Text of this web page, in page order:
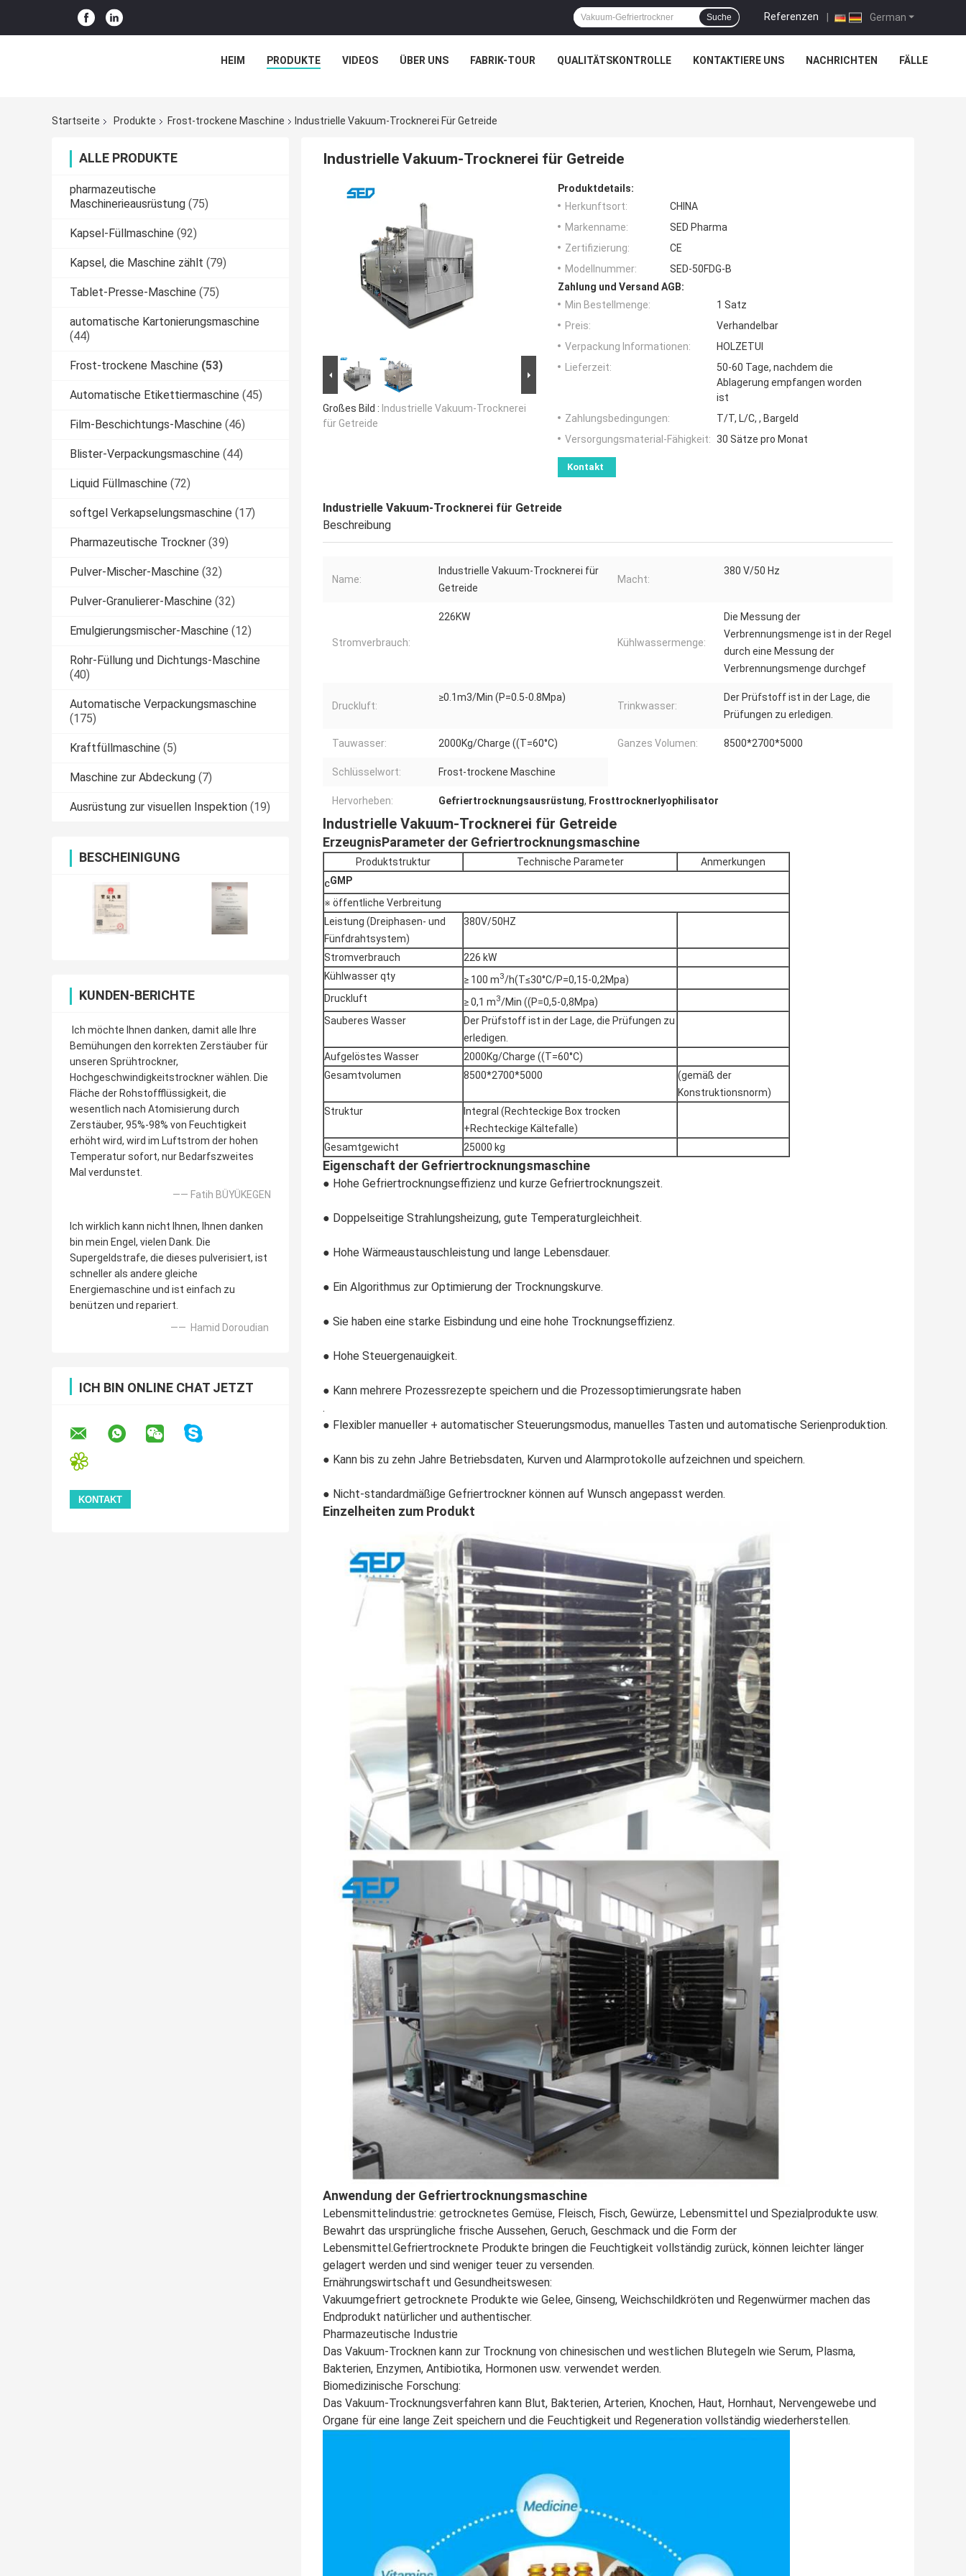
German
Referenzen |
Suche
HEIM PRODUKTE VIDEOS ÜBER UNS FABRIK-TOUR QUALITÄTSKONTROLLE KONTAKTIERE UNS NACHRICHTEN FÄLLE
Startseite Produkte Frost-trockene Maschine Industrielle Vakuum-Trocknerei Für Getreide
ALLE PRODUKTE
pharmazeutische
Maschinerieausrüstung (75)
Kapsel-Füllmaschine (92)
Kapsel, die Maschine zählt (79)
Tablet-Presse-Maschine (75)
automatische Kartonierungsmaschine
(44)
Frost-trockene Maschine (53)
Automatische Etikettiermaschine (45)
Film-Beschichtungs-Maschine (46)
Blister-Verpackungsmaschine (44)
Liquid Füllmaschine (72)
softgel Verkapselungsmaschine (17)
Pharmazeutische Trockner (39)
Pulver-Mischer-Maschine (32)
Pulver-Granulierer-Maschine (32)
Emulgierungsmischer-Maschine (12)
Rohr-Füllung und Dichtungs-Maschine
(40)
Automatische Verpackungsmaschine
(175)
Kraftfüllmaschine (5)
Maschine zur Abdeckung (7)
Ausrüstung zur visuellen Inspektion (19)
BESCHEINIGUNG
KUNDEN-BERICHTE
Ich möchte Ihnen danken, damit alle Ihre
Bemühungen den korrekten Zerstäuber für
unseren Sprühtrockner,
Hochgeschwindigkeitstrockner wählen. Die
Fläche der Rohstoffflüssigkeit, die
wesentlich nach Atomisierung durch
Zerstäuber, 95%-98% von Feuchtigkeit
erhöht wird, wird im Luftstrom der hohen
Temperatur sofort, nur Bedarfszweites
Mal verdunstet.
—— Fatih BÜYÜKEGEN
Ich wirklich kann nicht Ihnen, Ihnen danken
bin mein Engel, vielen Dank. Die
Supergeldstrafe, die dieses pulverisiert, ist
schneller als andere gleiche
Energiemaschine und ist einfach zu
benützen und repariert.
—— Hamid Doroudian
ICH BIN ONLINE CHAT JETZT
Industrielle Vakuum-Trocknerei für Getreide
Großes Bild : Industrielle Vakuum-Trocknerei
für Getreide
Produktdetails:
Herkunftsort:
CHINA
Markenname:
SED Pharma
Zertifizierung:
CE
Modellnummer:
SED-50FDG-B
Zahlung und Versand AGB:
Min Bestellmenge:
1 Satz
Preis:
Verhandelbar
Verpackung Informationen:
HOLZETUI
Lieferzeit:
50-60 Tage, nachdem die
Ablagerung empfangen worden
ist
Zahlungsbedingungen:
T/T, L/C, , Bargeld
Versorgungsmaterial-Fähigkeit: 30 Sätze pro Monat
Kontakt
Industrielle Vakuum-Trocknerei für Getreide
Beschreibung
Name:
Industrielle Vakuum-Trocknerei für
Getreide
Macht:
380 V/50 Hz
Stromverbrauch:
226KW
Kühlwassermenge:
Die Messung der
Verbrennungsmenge ist in der Regel
durch eine Messung der
Verbrennungsmenge durchgef
Druckluft:
≥0.1m3/Min (P=0.5-0.8Mpa)
Trinkwasser:
Der Prüfstoff ist in der Lage, die
Prüfungen zu erledigen.
Tauwasser: 2000Kg/Charge ((T=60°C) Ganzes Volumen: 8500*2700*5000
Schlüsselwort: Frost-trockene Maschine
Hervorheben: Gefriertrocknungsausrüstung, Frosttrocknerlyophilisator
Industrielle Vakuum-Trocknerei für Getreide
ErzeugnisParameter der Gefriertrocknungsmaschine
Produktstruktur Technische Parameter Anmerkungen
CGMP
※ öffentliche Verbreitung
Leistung (Dreiphasen- und
Fünfdrahtsystem)
380V/50HZ
Stromverbrauch
226 kW
Kühlwasser qty
≥ 100 m3/h(T≤30°C/P=0,15-0,2Mpa)
Druckluft
≥ 0,1 m3/Min ((P=0,5-0,8Mpa)
Sauberes Wasser
Der Prüfstoff ist in der Lage, die Prüfungen zu
erledigen.
Aufgelöstes Wasser
2000Kg/Charge ((T=60°C)
Gesamtvolumen
8500*2700*5000
(gemäß der
Konstruktionsnorm)
Struktur
Integral (Rechteckige Box trocken
+Rechteckige Kältefalle)
Gesamtgewicht
25000 kg
Eigenschaft der Gefriertrocknungsmaschine
● Hohe Gefriertrocknungseffizienz und kurze Gefriertrocknungszeit.
● Doppelseitige Strahlungsheizung, gute Temperaturgleichheit.
● Hohe Wärmeaustauschleistung und lange Lebensdauer.
● Ein Algorithmus zur Optimierung der Trocknungskurve.
● Sie haben eine starke Eisbindung und eine hohe Trocknungseffizienz.
● Hohe Steuergenauigkeit.
● Kann mehrere Prozessrezepte speichern und die Prozessoptimierungsrate haben
.
● Flexibler manueller + automatischer Steuerungsmodus, manuelles Tasten und automatische Serienproduktion.
● Kann bis zu zehn Jahre Betriebsdaten, Kurven und Alarmprotokolle aufzeichnen und speichern.
● Nicht-standardmäßige Gefriertrockner können auf Wunsch angepasst werden.
Einzelheiten zum Produkt
Anwendung der Gefriertrocknungsmaschine
Lebensmittelindustrie: getrocknetes Gemüse, Fleisch, Fisch, Gewürze, Lebensmittel und Spezialprodukte usw.
Bewahrt das ursprüngliche frische Aussehen, Geruch, Geschmack und die Form der
Lebensmittel.Gefriertrocknete Produkte bringen die Feuchtigkeit vollständig zurück, können leichter länger
gelagert werden und sind weniger teuer zu versenden.
Ernährungswirtschaft und Gesundheitswesen:
Vakuumgefriert getrocknete Produkte wie Gelee, Ginseng, Weichschildkröten und Regenwürmer machen das
Endprodukt natürlicher und authentischer.
Pharmazeutische Industrie
Das Vakuum-Trocknen kann zur Trocknung von chinesischen und westlichen Blutegeln wie Serum, Plasma,
Bakterien, Enzymen, Antibiotika, Hormonen usw. verwendet werden.
Biomedizinische Forschung:
Das Vakuum-Trocknungsverfahren kann Blut, Bakterien, Arterien, Knochen, Haut, Hornhaut, Nervengewebe und
Organe für eine lange Zeit speichern und die Feuchtigkeit und Regeneration vollständig wiederherstellen.